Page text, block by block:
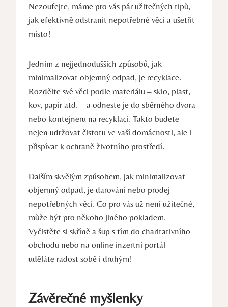
Nezoufejte, máme pro vás pár užitečných tipů,
jak efektivně odstranit nepotřebné věci a ušetřit
místo!
Jedním z nejjednodušších způsobů, jak
minimalizovat objemný odpad, je recyklace.
Rozdělte své věci podle materiálu – sklo, plast,
kov, papír atd. – a odneste je do sběrného dvora
nebo kontejneru na recyklaci. Takto budete
nejen udržovat čistotu ve vaší domácnosti, ale i
přispívat k ochraně životního prostředí.
Dalším skvělým způsobem, jak minimalizovat
objemný odpad, je darování nebo prodej
nepotřebných věcí. Co pro vás už není užitečné,
může být pro někoho jiného pokladem.
Vyčistěte si skříně a šup s tím do charitativního
obchodu nebo na online inzertní portál –
uděláte radost sobě i druhým!
Závěrečné myšlenky